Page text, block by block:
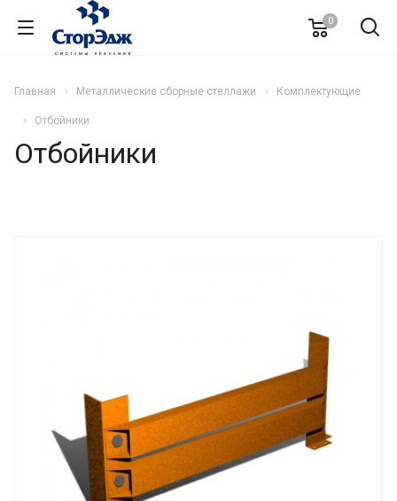
0
Главная Металлические сборные стеллажи Комплектующие
Отбойники
Отбойники